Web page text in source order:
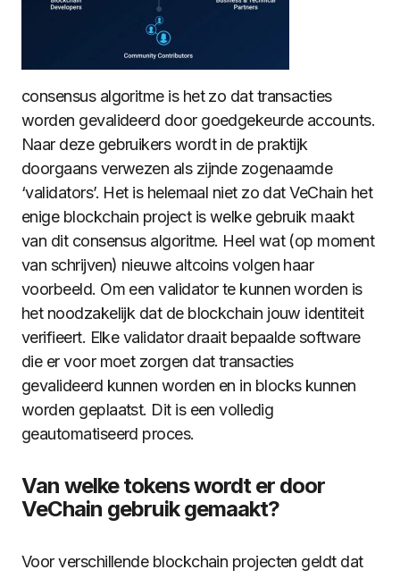
consensus algoritme is het zo dat transacties
worden gevalideerd door goedgekeurde accounts.
Naar deze gebruikers wordt in de praktijk
doorgaans verwezen als zijnde zogenaamde
‘validators’. Het is helemaal niet zo dat VeChain het
enige blockchain project is welke gebruik maakt
van dit consensus algoritme. Heel wat (op moment
van schrijven) nieuwe altcoins volgen haar
voorbeeld. Om een validator te kunnen worden is
het noodzakelijk dat de blockchain jouw identiteit
verifieert. Elke validator draait bepaalde software
die er voor moet zorgen dat transacties
gevalideerd kunnen worden en in blocks kunnen
worden geplaatst. Dit is een volledig
geautomatiseerd proces.
Van welke tokens wordt er door
VeChain gebruik gemaakt?
Voor verschillende blockchain projecten geldt dat